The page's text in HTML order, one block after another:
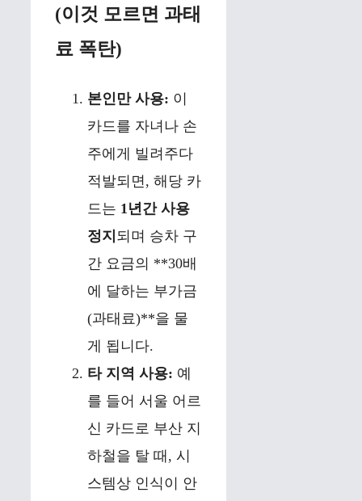
(이것 모르면 과태
료 폭탄)
본인만 사용: 이
카드를 자녀나 손
주에게 빌려주다
적발되면, 해당 카
드는 1년간 사용
정지 되며 승차 구
간 요금의 **30배
에 달하는 부가금
(과태료)**을 물
게 됩니다.
타 지역 사용: 예
를 들어 서울 어르
신 카드로 부산 지
하철을 탈 때, 시
스템상 인식이 안